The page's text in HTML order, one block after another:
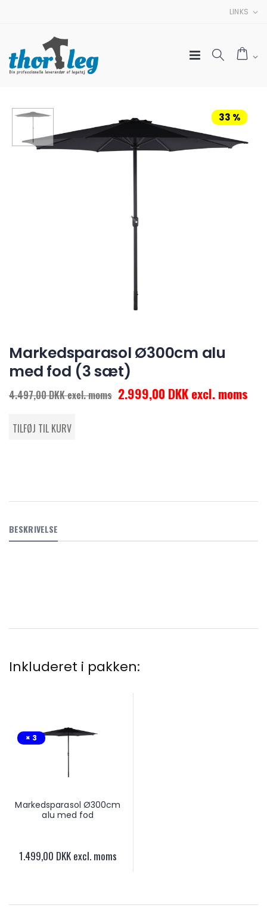
LINKS
33 %
Markedsparasol Ø300cm alu
med fod (3 sæt)
4.497,00 DKK excl. moms 2.999,00 DKK excl. moms
BESKRIVELSE
Inkluderet i pakken:
× 3
Markedsparasol Ø300cm
alu med fod
1.499,00 DKK excl. moms